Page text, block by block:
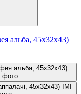
альба, 45х32х43)